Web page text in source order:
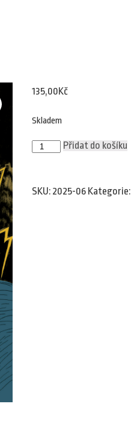
135,00Kč
Skladem
Plav
6/2025
Přidat do košíku
SKU: 2025-06 Kategorie: